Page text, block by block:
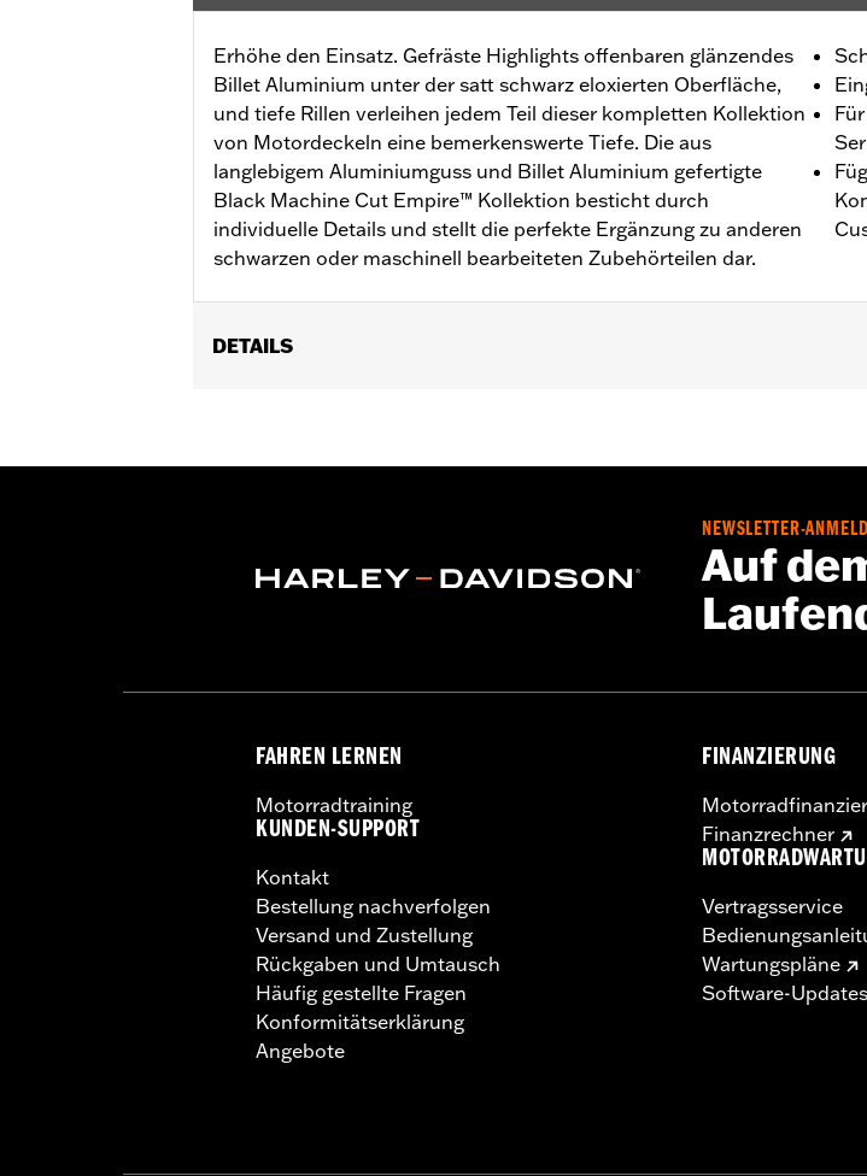
Erhöhe den Einsatz. Gefräste Highlights offenbaren glänzendes
Billet Aluminium unter der satt schwarz eloxierten Oberfläche,
und tiefe Rillen verleihen jedem Teil dieser kompletten Kollektion
von Motordeckeln eine bemerkenswerte Tiefe. Die aus
langlebigem Aluminiumguss und Billet Aluminium gefertigte
Black Machine Cut Empire™ Kollektion besticht durch
individuelle Details und stellt die perfekte Ergänzung zu anderen
schwarzen oder maschinell bearbeiteten Zubehörteilen dar.
DETAILS
Installationsanleitung
GARANTIE:,,,,,,,,,,,,,,,,,,,,,,,,,,,,,,,,,,,,,,,,,,,,,,,,,,,,,,,,,,,,,,
Für den Aus- und Einbau von Motorabdeckungen müssen
NEWSLETTER-
Auf
FAHREN LERNEN
Motorradtraining
KUNDEN-SUPPORT
Kontakt
Bestellung nachverfolgen
Versand und Zustellung
Rückgaben und Umtausch
Häufig gestellte Fragen
Konformitätserklärung
Angebote
FINANZIERUNG
Finanzrechner
Vertragsservice
Wartungspläne
Software-Updates